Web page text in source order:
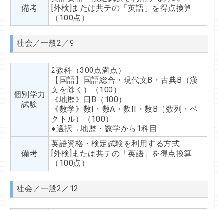
備考
[外検]または共テの「英語」を得点換算
（100点）
社会／一般2／9
個別学力
試験
2教科（300点満点）
【国語】国語総合・現代文B・古典B（漢
文を除く）（100）
《地歴》日B（100）
《数学》数I・数A・数II・数B（数列・ベ
クトル）（100）
●選択→地歴・数学から1科目
備考
英語資格・検定試験を利用する方式
[外検]または共テの「英語」を得点換算
（100点）
社会／一般2／12